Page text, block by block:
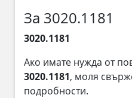
За 3020.1181
3020.1181
Ако имате нужда от
3020.1181, моля
подробности.